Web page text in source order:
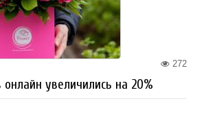
272
увеличились на 20%